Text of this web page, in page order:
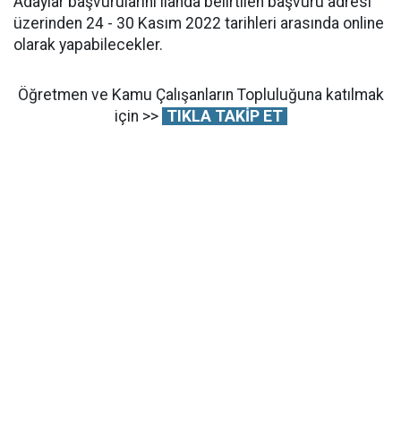
üzerinden 24 - 30 Kasım 2022 tarihleri arasında online
olarak yapabilecekler.
Öğretmen ve Kamu Çalışanların Topluluğuna katılmak
için >> TIKLA TAKİP ET